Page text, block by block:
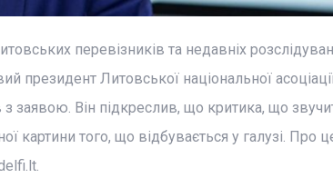
перевізників та недавніх
президент Литовської національної
заявою. Він підкреслив, що критика, що
картини того, що відбувається у галузі. Про